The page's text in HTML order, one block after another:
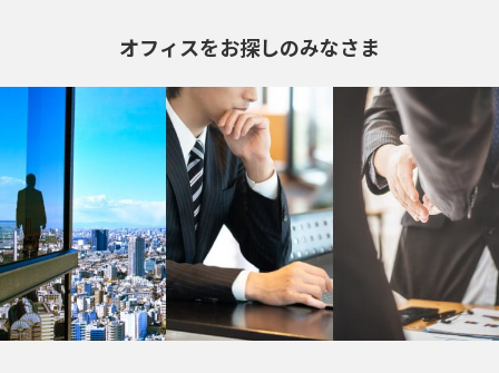
オフィスをお探しのみなさま